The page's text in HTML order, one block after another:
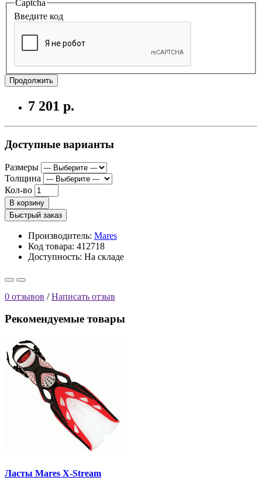
Captcha
Введите код
Продолжить
7 201 р.
Доступные варианты
Размеры
Толщина
Кол-во
В корзину
Быстрый заказ
Производитель: Mares
Код товара: 412718
Доступность: На складе
0 отзывов /Написать отзыв
Рекомендуемые товары
Ласты Mares X-Stream